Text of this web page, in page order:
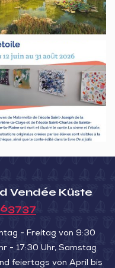
Vendée Küste
63737
- Freitag von 9:30
- 17:30 Uhr, Samstag
feiertags von April bis